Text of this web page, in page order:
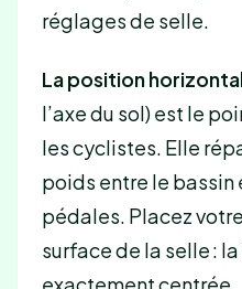
réglages de selle.
La position
l’axe du sol) est le
les cyclistes. Elle
poids entre le bassin
pédales. Placez
surface de la selle :
exactement centrée.